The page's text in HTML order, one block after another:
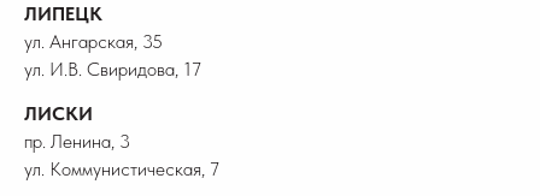
ЛИПЕЦК
ул. Ангарская, 35
ул. И.В. Свиридова, 17
ЛИСКИ
пр. Ленина, 3
ул. Коммунистическая, 7